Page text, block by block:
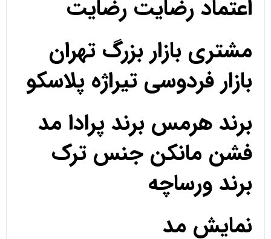
اعتماد رضایت رضایت
مشتری بازار بزرگ تهران
بازار فردوسی تیراژه پلاسکو
برند هرمس برند پرادا مد
فشن مانکن جنس ترک
برند ورساچه
نمایش مد